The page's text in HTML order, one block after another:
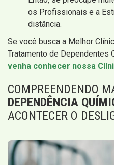
os Profissionais e a
distância.
Se você busca a Melhor
Tratamento de Dependentes
venha conhecer nossa
COMPREENDENDO
DEPENDÊNCIA
ACONTECER O